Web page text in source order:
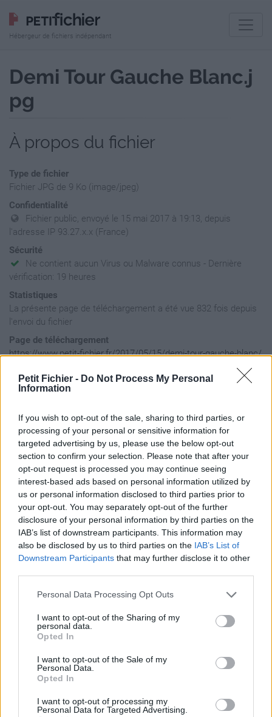
Petit Fichier - Do Not Process My Personal
Information
If you wish to opt-out of the sale, sharing to third parties, or
processing of your personal or sensitive information for
targeted advertising by us, please use the below opt-out
section to confirm your selection. Please note that after your
opt-out request is processed you may continue seeing
interest-based ads based on personal information utilized by
us or personal information disclosed to third parties prior to
your opt-out. You may separately opt-out of the further
disclosure of your personal information by third parties on the
IAB’s list of downstream participants. This information may
also be disclosed by us to third parties on the IAB’s List of
Downstream Participants that may further disclose it to other
Personal Data Processing Opt Outs
I want to opt-out of the Sharing of my
personal data.
Opted In
I want to opt-out of the Sale of my
Personal Data.
Opted In
I want to opt-out of processing my
Personal Data for Targeted Advertising.
Hébergeur de fichiers indépendant
Demi Tour Gauche Blanc.j
pg
À propos du fichier
Type de fichier
Fichier JPG de 9 Ko (image/jpeg)
Confidentialité
Fichier public, envoyé le 15 mai 2017 à 19:13, depuis
l'adresse IP 93.27.x.x (France)
Sécurité
Ne contient aucun Virus ou Malware connus - Dernière
vérification: 19 heures
Statistiques
La présente page de téléchargement a été vue 832 fois depuis
l'envoi du fichier
Page de téléchargement
https://www.petit-fichier.fr/2017/05/15/demi-tour-gauche-blanc/
Partager le fichier Demi-Tour-
Gauche-Blanc.jpg sur le Web et
les réseaux sociaux: